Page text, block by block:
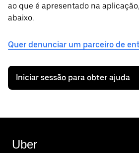
ao que é apresentado na
abaixo.
Quer denunciar um parceiro de
Iniciar sessão para obter ajuda
Uber